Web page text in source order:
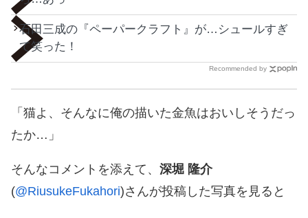
石田三成の『ペーパークラフト』が…シュールすぎ
て笑った！
Recommended by
「猫よ、そんなに俺の描いた金魚はおいしそうだっ
たか…」
そんなコメントを添えて、 深堀 隆介
(@RiusukeFukahori)さんが投稿した写真を見ると